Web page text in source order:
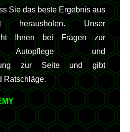
Sie das beste Ergebnis aus
herausholen. Unser
Ihnen bei Fragen zur
Autopflege und
zur Seite und gibt
Ratschläge.